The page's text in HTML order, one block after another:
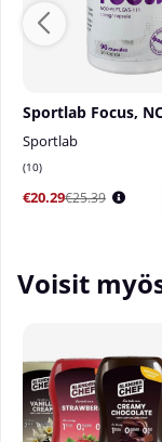
Sportlab
10
€20.29€25.39
Voisit